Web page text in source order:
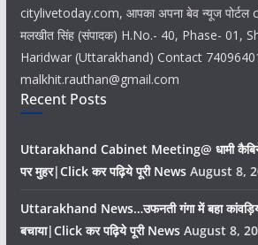
citylivetoday.com, आपका अपना बेव न्यूज
मलखीत सिंह (संपादक) H.No.- 40, Phase- 01,
Haridwar (Uttarakhand) Contact
malkhit.rauthan@gmail.com
Recent Posts
Uttarakhand Cabinet Meeting@ धामी
पर मुहर|Click कर पढ़िये पूरी News August 8,
Uttarakhand News…उफनती गंगा में बहा
बचाया|Click कर पढ़िये पूरी News August 8,